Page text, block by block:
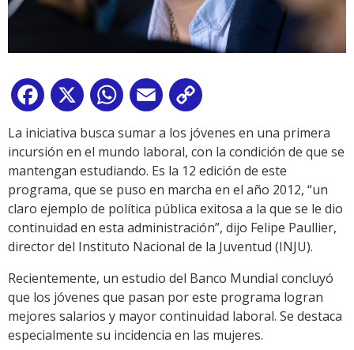
Facebook
X WhatsApp
Email
Link
La iniciativa busca sumar a los jóvenes en una primera
incursión en el mundo laboral, con la condición de que se
mantengan estudiando. Es la 12 edición de este
programa, que se puso en marcha en el año 2012, “un
claro ejemplo de política pública exitosa a la que se le dio
continuidad en esta administración”, dijo Felipe Paullier,
director del Instituto Nacional de la Juventud (INJU).
Recientemente, un estudio del Banco Mundial concluyó
que los jóvenes que pasan por este programa logran
mejores salarios y mayor continuidad laboral. Se destaca
especialmente su incidencia en las mujeres.